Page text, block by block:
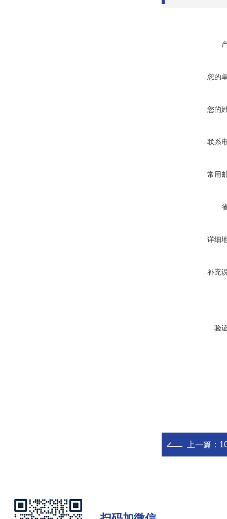
您的
您的
联系
常用
详细
补充
验
上一篇：